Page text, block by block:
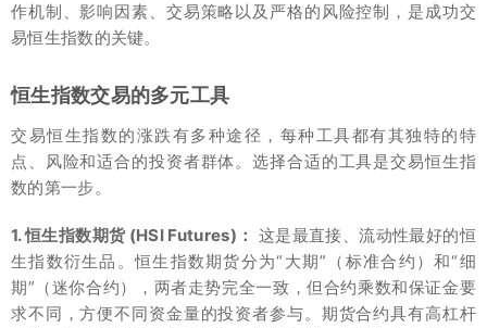
作机制、影响因素、交易策略以及严格的风险控制，是成功交
易恒生指数的关键。
恒生指数交易的多元工具
交易恒生指数的涨跌有多种途径，每种工具都有其独特的特
点、风险和适合的投资者群体。选择合适的工具是交易恒生指
数的第一步。
1. 恒生指数期货 (HSI Futures)： 这是最直接、流动性最好的恒
生指数衍生品。恒生指数期货分为“大期”（标准合约）和“细
期”（迷你合约），两者走势完全一致，但合约乘数和保证金要
求不同，方便不同资金量的投资者参与。期货合约具有高杠杆